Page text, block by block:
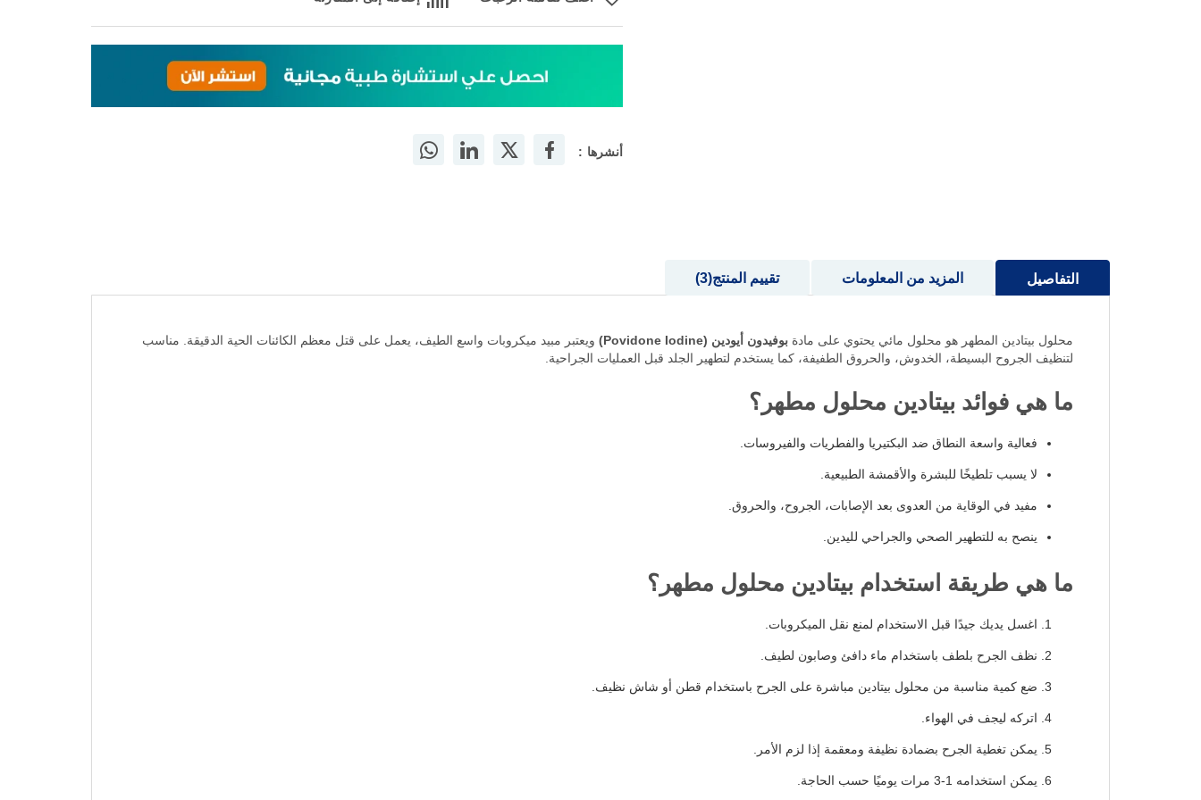
أنشرها :
التفاصيل
محلول بيتادين المطهر هو محلول مائي يحتوي على مادة بوفيدون أيودين (Povidone Iodine)
ويعتبر مبيد ميكروبات واسع الطيف، يعمل على قتل معظم الكائنات الحية الدقيقة. مناسب
لتنظيف الجروح البسيطة، الخدوش، والحروق الطفيفة، كما يستخدم لتطهير الجلد قبل العمليات الجراحية.
ما هي فوائد بيتادين محلول مطهر؟
فعالية واسعة النطاق ضد البكتيريا والفطريات والفيروسات.
لا يسبب تلطيخًا للبشرة والأقمشة الطبيعية.
مفيد في الوقاية من العدوى بعد الإصابات، الجروح، والحروق.
ينصح به للتطهير الصحي والجراحي لليدين.
ما هي طريقة استخدام بيتادين محلول مطهر؟
اغسل يديك جيدًا قبل الاستخدام لمنع نقل الميكروبات.
نظف الجرح بلطف باستخدام ماء دافئ وصابون لطيف.
ضع كمية مناسبة من محلول بيتادين مباشرة على الجرح باستخدام قطن أو شاش نظيف.
اتركه ليجف في الهواء.
يمكن تغطية الجرح بضمادة نظيفة ومعقمة إذا لزم الأمر.
يمكن استخدامه 1-3 مرات يوميًا حسب الحاجة.
المزيد من المعلومات تقييم المنتج 3